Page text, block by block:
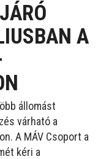
A
állomást
várható a
A MÁV Csoport a
kéri a